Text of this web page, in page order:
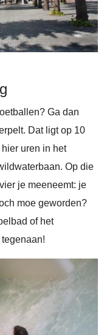
Ga dan
Dat ligt op 10
uren in het
Op die
je meeneemt: je
moe geworden?
of het